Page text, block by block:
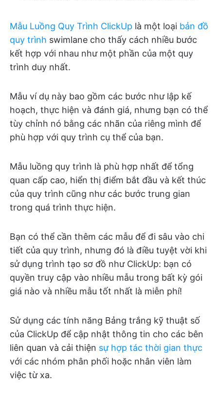
Mẫu Luồng Quy Trình ClickUp là một loại bản đồ
quy trình swimlane cho thấy cách nhiều bước
kết hợp với nhau như một phần của một quy
trình duy nhất.
Mẫu ví dụ này bao gồm các bước như lập kế
hoạch, thực hiện và đánh giá, nhưng bạn có thể
tùy chỉnh nó bằng các nhãn của riêng mình để
phù hợp với quy trình cụ thể của bạn.
Mẫu luồng quy trình là phù hợp nhất để tổng
quan cấp cao, hiển thị điểm bắt đầu và kết thúc
của quy trình cũng như các bước trung gian
trong quá trình thực hiện.
Bạn có thể cần thêm các mẫu để đi sâu vào chi
tiết của quy trình, nhưng đó là điều tuyệt vời khi
sử dụng trình tạo sơ đồ như ClickUp: bạn có
quyền truy cập vào nhiều mẫu trong bất kỳ gói
giá nào và nhiều mẫu tốt nhất là miễn phí!
Sử dụng các tính năng Bảng trắng kỹ thuật số
của ClickUp để cập nhật thông tin cho các bên
liên quan và cải thiện sự hợp tác thời gian thực
với các nhóm phân phối hoặc nhân viên làm
việc từ xa.